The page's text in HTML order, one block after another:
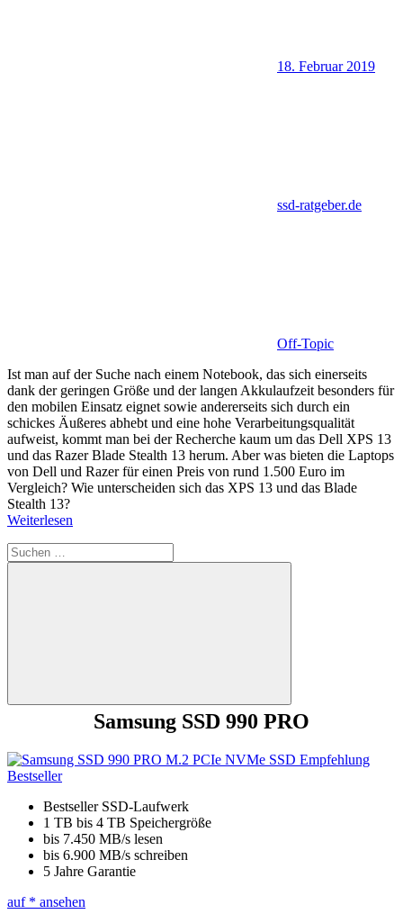
18. Februar 2019
ssd-ratgeber.de
Off-Topic
Ist man auf der Suche nach einem Notebook, das sich einerseits
dank der geringen Größe und der langen Akkulaufzeit besonders für
den mobilen Einsatz eignet sowie andererseits sich durch ein
schickes Äußeres abhebt und eine hohe Verarbeitungsqualität
aufweist, kommt man bei der Recherche kaum um das Dell XPS 13
und das Razer Blade Stealth 13 herum. Aber was bieten die Laptops
von Dell und Razer für einen Preis von rund 1.500 Euro im
Vergleich? Wie unterscheiden sich das XPS 13 und das Blade
Stealth 13?
Weiterlesen
Suchen
nach:
Suchen
Samsung SSD 990 PRO
Bestseller SSD-Laufwerk
1 TB bis 4 TB Speichergröße
bis 7.450 MB/s lesen
bis 6.900 MB/s schreiben
5 Jahre Garantie
auf * ansehen